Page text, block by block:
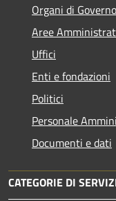
Organi di Governo
Aree
Uffici
Enti e fondazioni
Politici
Personale
Documenti e dati
CATEGORIE DI